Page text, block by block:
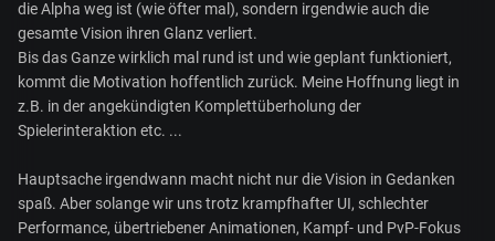
die Alpha weg ist (wie öfter mal), sondern irgendwie auch die
gesamte Vision ihren Glanz verliert.
Bis das Ganze wirklich mal rund ist und wie geplant funktioniert,
kommt die Motivation hoffentlich zurück. Meine Hoffnung liegt in
z.B. in der angekündigten Komplettüberholung der
Spielerinteraktion etc. ...
Hauptsache irgendwann macht nicht nur die Vision in Gedanken
spaß. Aber solange wir uns trotz krampfhafter UI, schlechter
Performance, übertriebener Animationen, Kampf- und PvP-Fokus